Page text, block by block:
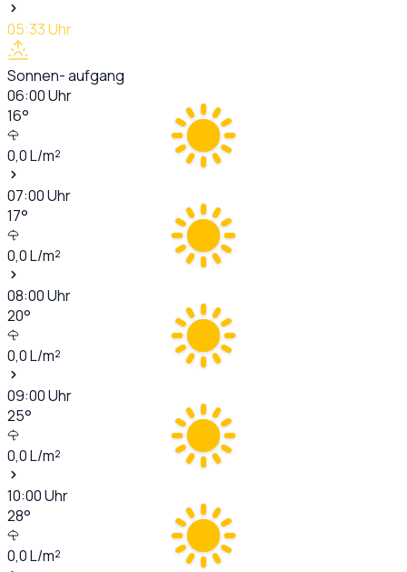
05:33Uhr
Sonnen- aufgang
06:00Uhr
16°
0,0L/m²
07:00Uhr
17°
0,0L/m²
08:00Uhr
20°
0,0L/m²
09:00Uhr
25°
0,0L/m²
10:00Uhr
28°
0,0L/m²